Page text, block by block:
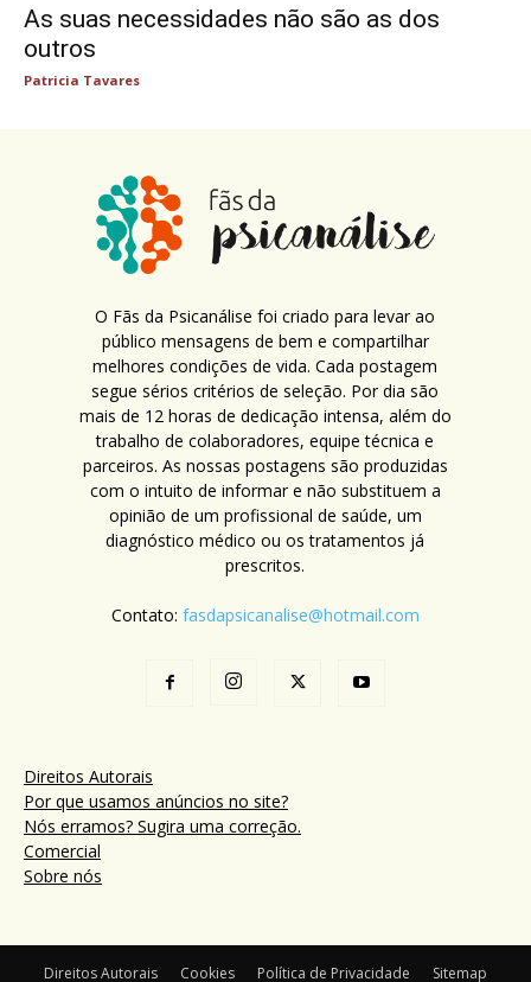
As suas necessidades não são as dos
outros
Patricia Tavares
O Fãs da Psicanálise foi criado para levar ao
público mensagens de bem e compartilhar
melhores condições de vida. Cada postagem
segue sérios critérios de seleção. Por dia são
mais de 12 horas de dedicação intensa, além do
trabalho de colaboradores, equipe técnica e
parceiros. As nossas postagens são produzidas
com o intuito de informar e não substituem a
opinião de um profissional de saúde, um
diagnóstico médico ou os tratamentos já
prescritos.
Contato: fasdapsicanalise@hotmail.com
Direitos Autorais
Por que usamos anúncios no site?
Nós erramos? Sugira uma correção.
Comercial
Sobre nós
Direitos Autorais Cookies Política de Privacidade Sitemap